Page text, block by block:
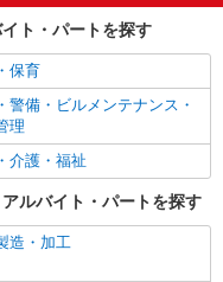
外かつ賃貸の場合のみ別
から支給／特別手当 ※手
異なります。詳細は面接
・販売・お店作り〜マネ
します◎
円〜400,000円 経験者
円〜 ※試用期間中は
は追加で残業手当支給 ※月
試用期間（2〜3ヶ月）も
奈川県横浜市西区南幸1-6-
服 キャリアクローゼット
業・上場企業のグループ会
レル
ト・パートを探す
保育
警備・ビルメンテナンス・
理
介護・福祉
ルバイト・パートを探す
造・加工